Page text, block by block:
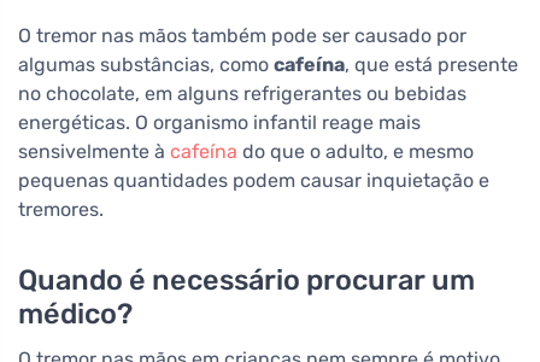
O tremor nas mãos também pode ser causado por
algumas substâncias, como cafeína, que está presente
no chocolate, em alguns refrigerantes ou bebidas
energéticas. O organismo infantil reage mais
sensivelmente à cafeína do que o adulto, e mesmo
pequenas quantidades podem causar inquietação e
tremores.
Quando é necessário procurar um
médico?